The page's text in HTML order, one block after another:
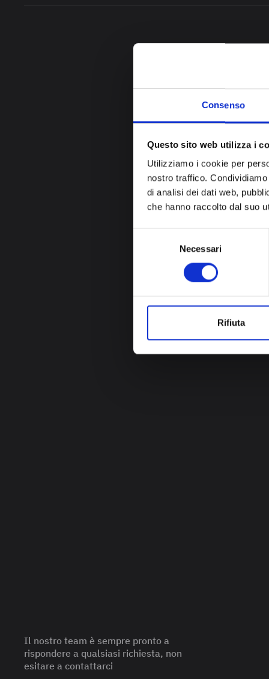
Consenso
Questo sito web utilizza i
Utilizziamo i cookie per
nostro traffico.
di analisi dei dati web,
che hanno raccolto dal suo
Necessari
Rifiuta
Il nostro team è sempre pronto a
rispondere a qualsiasi richiesta, non
esitare a contattarci